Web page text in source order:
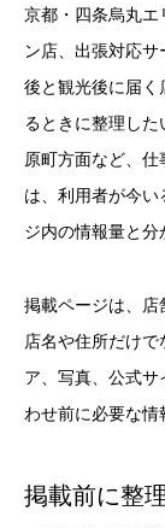
京都・四条烏丸エ
ン店、出張対応
後と観光後に届く
るときに整理し
原町方面など、
は、利用者が今
ジ内の情報量と分
掲載ページは、店
店名や住所だけ
ア、写真、公式サ
わせ前に必要な情
掲載前に整